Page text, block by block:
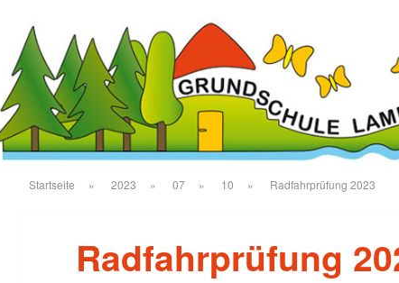
Startseite » 2023 » 07 » 10 » Radfahrprüfung 2023
Radfahrprüfung